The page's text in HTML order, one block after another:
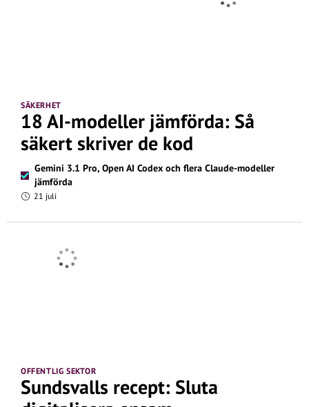
SÄKERHET
18 AI-modeller jämförda: Så
säkert skriver de kod
Gemini 3.1 Pro, Open AI Codex och flera Claude-modeller
jämförda
21 juli
OFFENTLIG SEKTOR
Sundsvalls recept: Sluta